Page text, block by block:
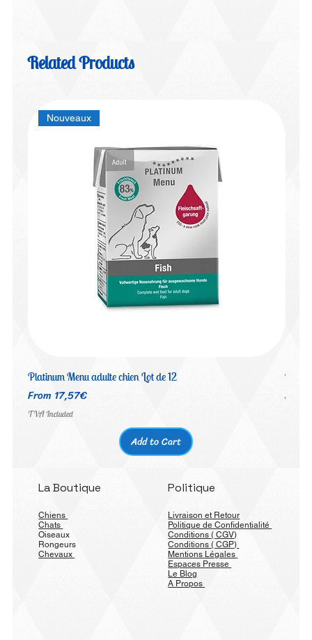
Related Products
Nouveaux
Platinum Menu adulte chien Lot de 12
Price
From 17,57€
TVA Included
Add to Cart
Price
TVA
La Boutique
Chiens
Chats
Oiseaux
Rongeurs
Chevaux
Politique
Livraison et Retour
Politique de Confidentialité
Conditions ( CGV)
Conditions ( CGP)
Mentions Légales
Espaces Presse
Le Blog
A Propos